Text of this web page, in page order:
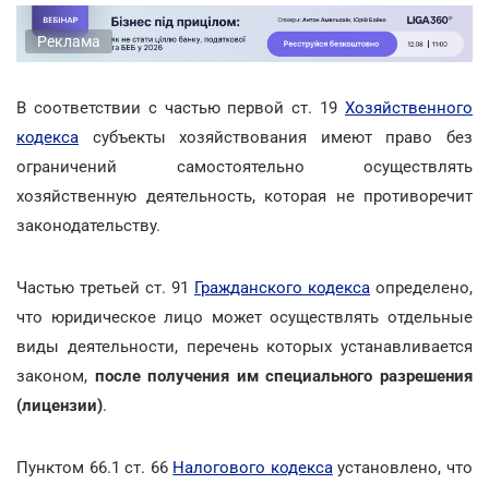
Реклама
В соответствии с частью первой ст. 19 Хозяйственного
кодекса субъекты хозяйствования имеют право без
ограничений самостоятельно осуществлять
хозяйственную деятельность, которая не противоречит
законодательству.
Частью третьей ст. 91 Гражданского кодекса определено,
что юридическое лицо может осуществлять отдельные
виды деятельности, перечень которых устанавливается
законом, после получения им специального разрешения
(лицензии).
Пунктом 66.1 ст. 66 Налогового кодексаустановлено, что